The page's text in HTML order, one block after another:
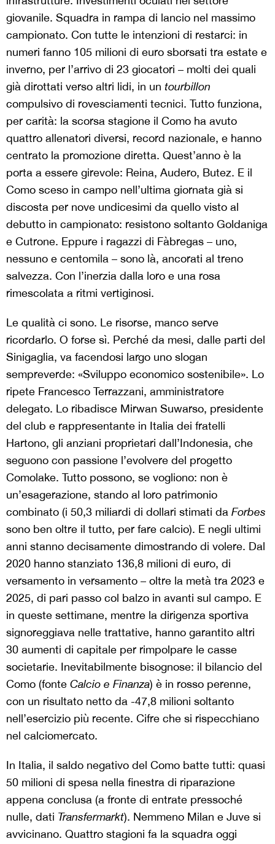
giovanile. Squadra in rampa di lancio nel massimo
campionato. Con tutte le intenzioni di restarci: in
numeri fanno 105 milioni di euro sborsati tra estate e
inverno, per l’arrivo di 23 giocatori – molti dei quali
già dirottati verso altri lidi, in un tourbillon
compulsivo di rovesciamenti tecnici. Tutto funziona,
per carità: la scorsa stagione il Como ha avuto
quattro allenatori diversi, record nazionale, e hanno
centrato la promozione diretta. Quest’anno è la
porta a essere girevole: Reina, Audero, Butez. E il
Como sceso in campo nell’ultima giornata già si
discosta per nove undicesimi da quello visto al
debutto in campionato: resistono soltanto Goldaniga
e Cutrone. Eppure i ragazzi di Fàbregas – uno,
nessuno e centomila – sono là, ancorati al treno
salvezza. Con l’inerzia dalla loro e una rosa
rimescolata a ritmi vertiginosi.
Le qualità ci sono. Le risorse, manco serve
ricordarlo. O forse sì. Perché da mesi, dalle parti del
Sinigaglia, va facendosi largo uno slogan
sempreverde: «Sviluppo economico sostenibile». Lo
ripete Francesco Terrazzani, amministratore
delegato. Lo ribadisce Mirwan Suwarso, presidente
del club e rappresentante in Italia dei fratelli
Hartono, gli anziani proprietari dall’Indonesia, che
seguono con passione l’evolvere del progetto
Comolake. Tutto possono, se vogliono: non è
un’esagerazione, stando al loro patrimonio
combinato (i 50,3 miliardi di dollari stimati da Forbes
sono ben oltre il tutto, per fare calcio). E negli ultimi
anni stanno decisamente dimostrando di volere. Dal
2020 hanno stanziato 136,8 milioni di euro, di
versamento in versamento – oltre la metà tra 2023 e
2025, di pari passo col balzo in avanti sul campo. E
in queste settimane, mentre la dirigenza sportiva
signoreggiava nelle trattative, hanno garantito altri
30 aumenti di capitale per rimpolpare le casse
societarie. Inevitabilmente bisognose: il bilancio del
Como (fonte Calcio e Finanza) è in rosso perenne,
con un risultato netto da -47,8 milioni soltanto
nell’esercizio più recente. Cifre che si rispecchiano
nel calciomercato.
In Italia, il saldo negativo del Como batte tutti: quasi
50 milioni di spesa nella finestra di riparazione
appena conclusa (a fronte di entrate pressoché
nulle, dati Transfermarkt). Nemmeno Milan e Juve si
avvicinano. Quattro stagioni fa la squadra oggi